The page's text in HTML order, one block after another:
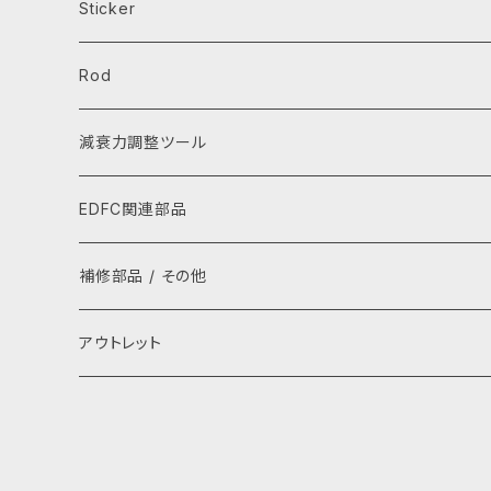
芳香剤
キーホルダー・キーケース
スマホ用品
レイングッズ
ぬいぐるみ
ストラップ
エプロン
レインウェア
Tシャツ
パーカー
グローブ
キャップ・ハット
Sticker
ステッカー
ワッペン
Rod
タイロッド
ラテラルロッド
減衰力調整ツール
EDFC関連部品
GPSキット
シグナルコンバーター
補修部品 / その他
補修部品
アウトレット